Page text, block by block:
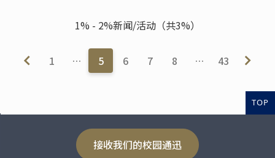
1% - 2%新闻/活动（共3%）
1 … 5 6 7 8 … 43
TOP
接收我们的校园通迅